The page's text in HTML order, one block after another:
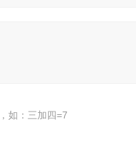
如：三加四=7